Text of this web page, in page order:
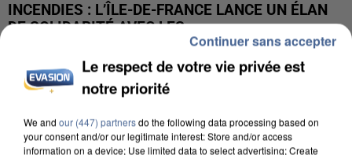
INCENDIES : L’ÎLE-DE-FRANCE LANCE UN ÉLAN
DE SOLIDARITÉ AVEC LES...
Le respect de votre vie privée est
notre priorité
We and our (447) partnersdo the following data processing based on
your consent and/or our legitimate interest: Store and/or access
information on a device; Use limited data to select advertising; Create
Continuer sans accepter